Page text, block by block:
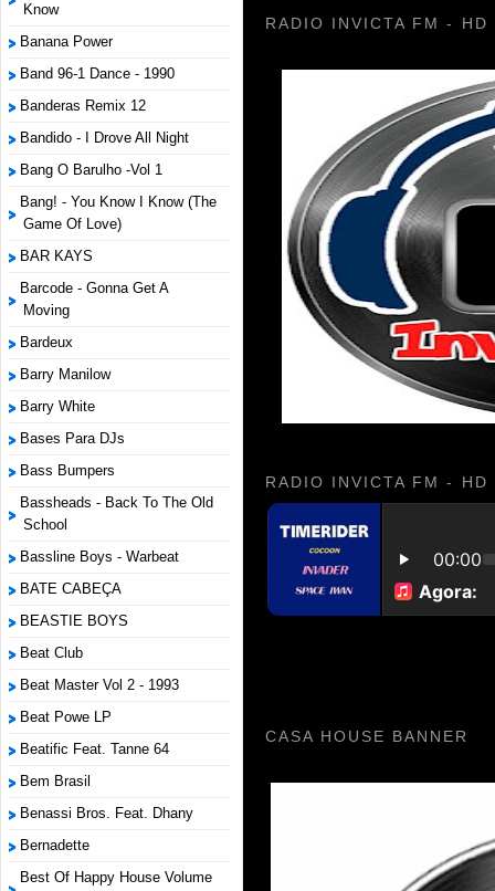
Know
Banana Power
Band 96-1 Dance - 1990
Banderas Remix 12
Bandido - I Drove All Night
Bang O Barulho -Vol 1
Bang! - You Know I Know (The
Game Of Love)
BAR KAYS
Barcode - Gonna Get A
Moving
Bardeux
Barry Manilow
Barry White
Bases Para DJs
Bass Bumpers
Bassheads - Back To The Old
School
Bassline Boys - Warbeat
BATE CABEÇA
BEASTIE BOYS
Beat Club
Beat Master Vol 2 - 1993
Beat Powe LP
Beatific Feat. Tanne 64
Bem Brasil
Benassi Bros. Feat. Dhany
Bernadette
Best Of Happy House Volume
RADIO INVICTA FM - HD
RADIO INVICTA FM - HD
CASA HOUSE BANNER